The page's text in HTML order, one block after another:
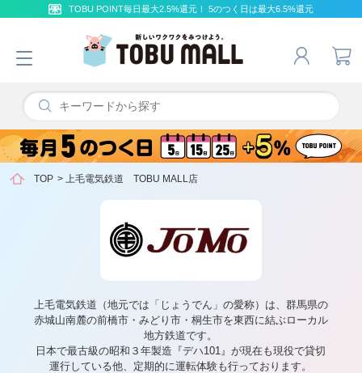
TOBU POINT毎日最大2.5%還元！ 5のつく日は最大6.5%還元
TOP > 上毛電気鉄道 TOBU MALL店
上毛電気鉄道（地元では「じょうでん」の愛称）は、群馬県の
赤城山南麓の前橋市・みどり市・桐生市を東西に結ぶローカル
地方鉄道です。
日本で最古級の昭和３年製造『デハ101』が現在も現役で貸切
運行している他、定期的に運転体験も行っております。